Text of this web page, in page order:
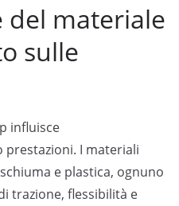
del materiale
sulle
influisce
I materiali
e plastica, ognuno
trazione, flessibilità e